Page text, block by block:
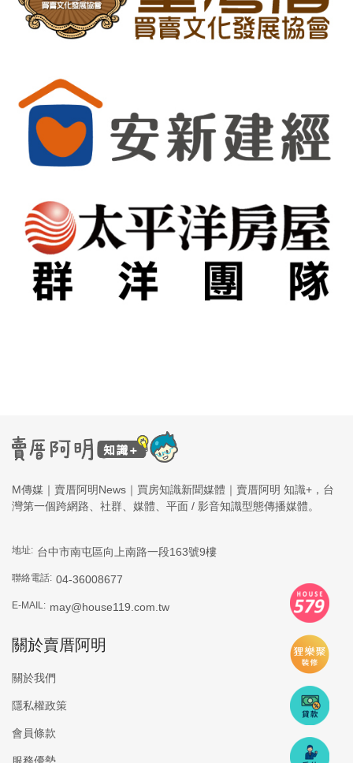
M傳媒｜賣厝阿明News｜買房知識新聞媒體｜賣厝阿明 知識+，台
灣第一個跨網路、社群、媒體、平面 / 影音知識型態傳播媒體。
地址: 台中市南屯區向上南路一段163號9樓
聯絡電話: 04-36008677
E-MAIL: may@house119.com.tw
關於賣厝阿明
關於我們
隱私權政策
會員條款
服務優勢